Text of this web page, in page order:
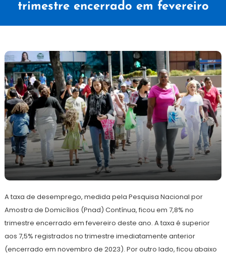
trimestre encerrado em fevereiro
28
março
de
Redação
A taxa de desemprego, medida pela Pesquisa Nacional por
Amostra de Domicílios (Pnad) Contínua, ficou em 7,8% no
trimestre encerrado em fevereiro deste ano. A taxa é superior
aos 7,5% registrados no trimestre imediatamente anterior
(encerrado em novembro de 2023). Por outro lado, ficou abaixo